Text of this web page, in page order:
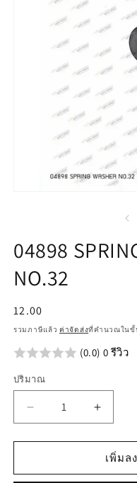
โม
04898
NO.32
ราคา
ปกติ
12.00
รวมภาษีแล้ว ค่าจัดส่งที่คำนวณในขั้
(0.0) 0 รีวิว
ปริมาณ
04898
สำหรับ
04898
เพิ่มล